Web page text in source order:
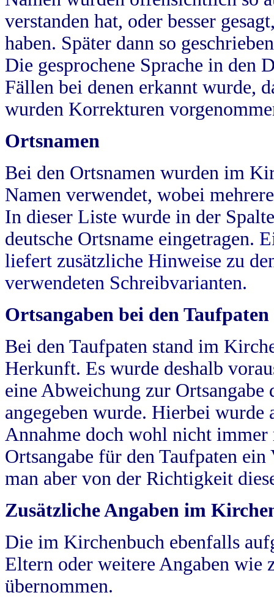
verstanden hat, oder besser
haben. Später dann so
Die gesprochene Sprache in
Fällen bei denen erkannt wurde,
wurden Korrekturen
Ortsnamen
Bei den Ortsnamen wurden im
Namen verwendet, wobei
In dieser Liste wurde in der
deutsche Ortsname eingetragen.
liefert zusätzliche Hinweise zu
verwendeten Schreibvarianten.
Ortsangaben bei den Taufpaten
Bei den Taufpaten stand im
Herkunft. Es wurde deshalb
eine Abweichung zur
angegeben wurde. Hierbei wurde
Annahme doch wohl nicht
Ortsangabe für den Taufpaten
man aber von der Richtigkeit
Zusätzliche Angaben im
Die im Kirchenbuch ebenfalls
Eltern oder weitere Angaben wie
übernommen.